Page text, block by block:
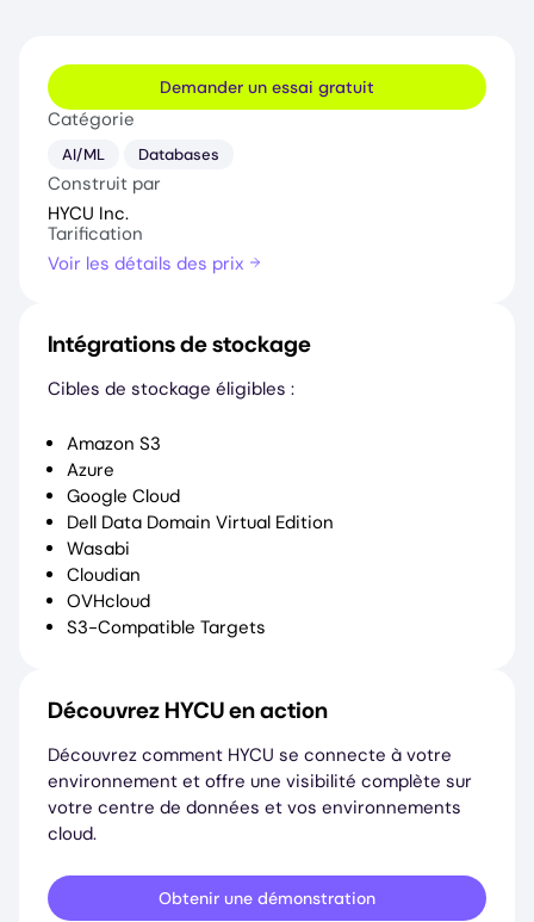
Demander un essai gratuit
Catégorie
AI/ML Databases
Construit par
HYCU Inc.
Tarification
Voir les détails des prix
Intégrations de stockage
Cibles de stockage éligibles :
Amazon S3
Azure
Google Cloud
Dell Data Domain Virtual Edition
Wasabi
Cloudian
OVHcloud
S3-Compatible Targets
Découvrez HYCU en action
Découvrez comment HYCU se connecte à votre
environnement et offre une visibilité complète sur
votre centre de données et vos environnements
cloud.
Obtenir une démonstration